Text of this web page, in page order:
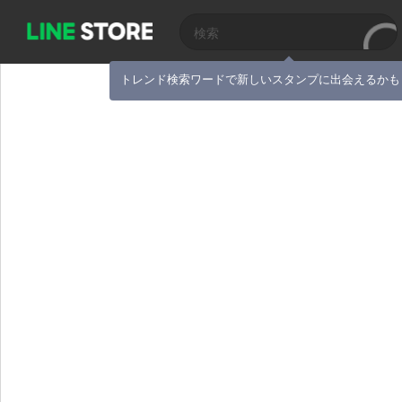
トレンド検索ワードで新しいスタンプに出会えるか